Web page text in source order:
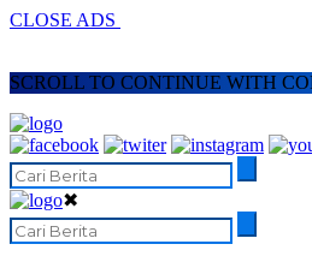
CLOSE ADS
SCROLL TO CONTINUE WITH
✖